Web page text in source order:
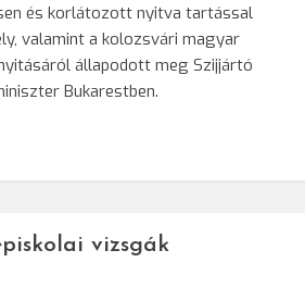
és korlátozott nyitva tartással
valamint a kolozsvári magyar
állapodott meg Szijjártó
Bukarestben.
vizsgák